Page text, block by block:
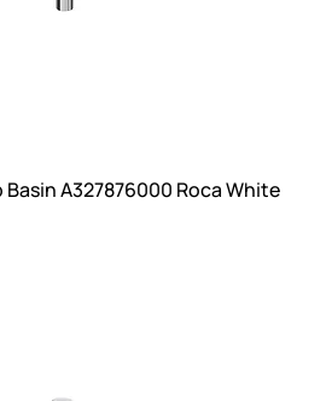
A327876000 Roca White